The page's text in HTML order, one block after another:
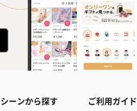
シーンから探す ご利用ガイド